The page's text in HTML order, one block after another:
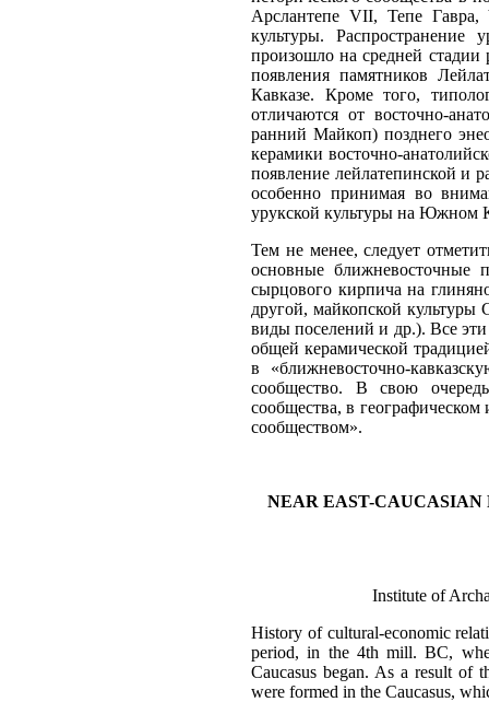
Арслантепе VII, Тепе
культуры.
произошло на средней стадии
появления памятников
Кавказе. Кроме того,
отличаются от восточно-
ранний Майкоп) позднего
керамики восточно-
появление лейлатепинской и
особенно принимая во
урукской культуры на Южном
Тем не менее, следует
основные ближневосточные
сырцового кирпича на
другой, майкопской культуры
виды поселений и др.). Все
общей керамической
в «ближневосточно-
сообщество. В свою
сообщества, в
сообществом».
NEAR EAST-
Institute of
History of cultural-economic
period, in the 4th mill. BC,
Caucasus began. As a result of
were formed in the Caucasus,